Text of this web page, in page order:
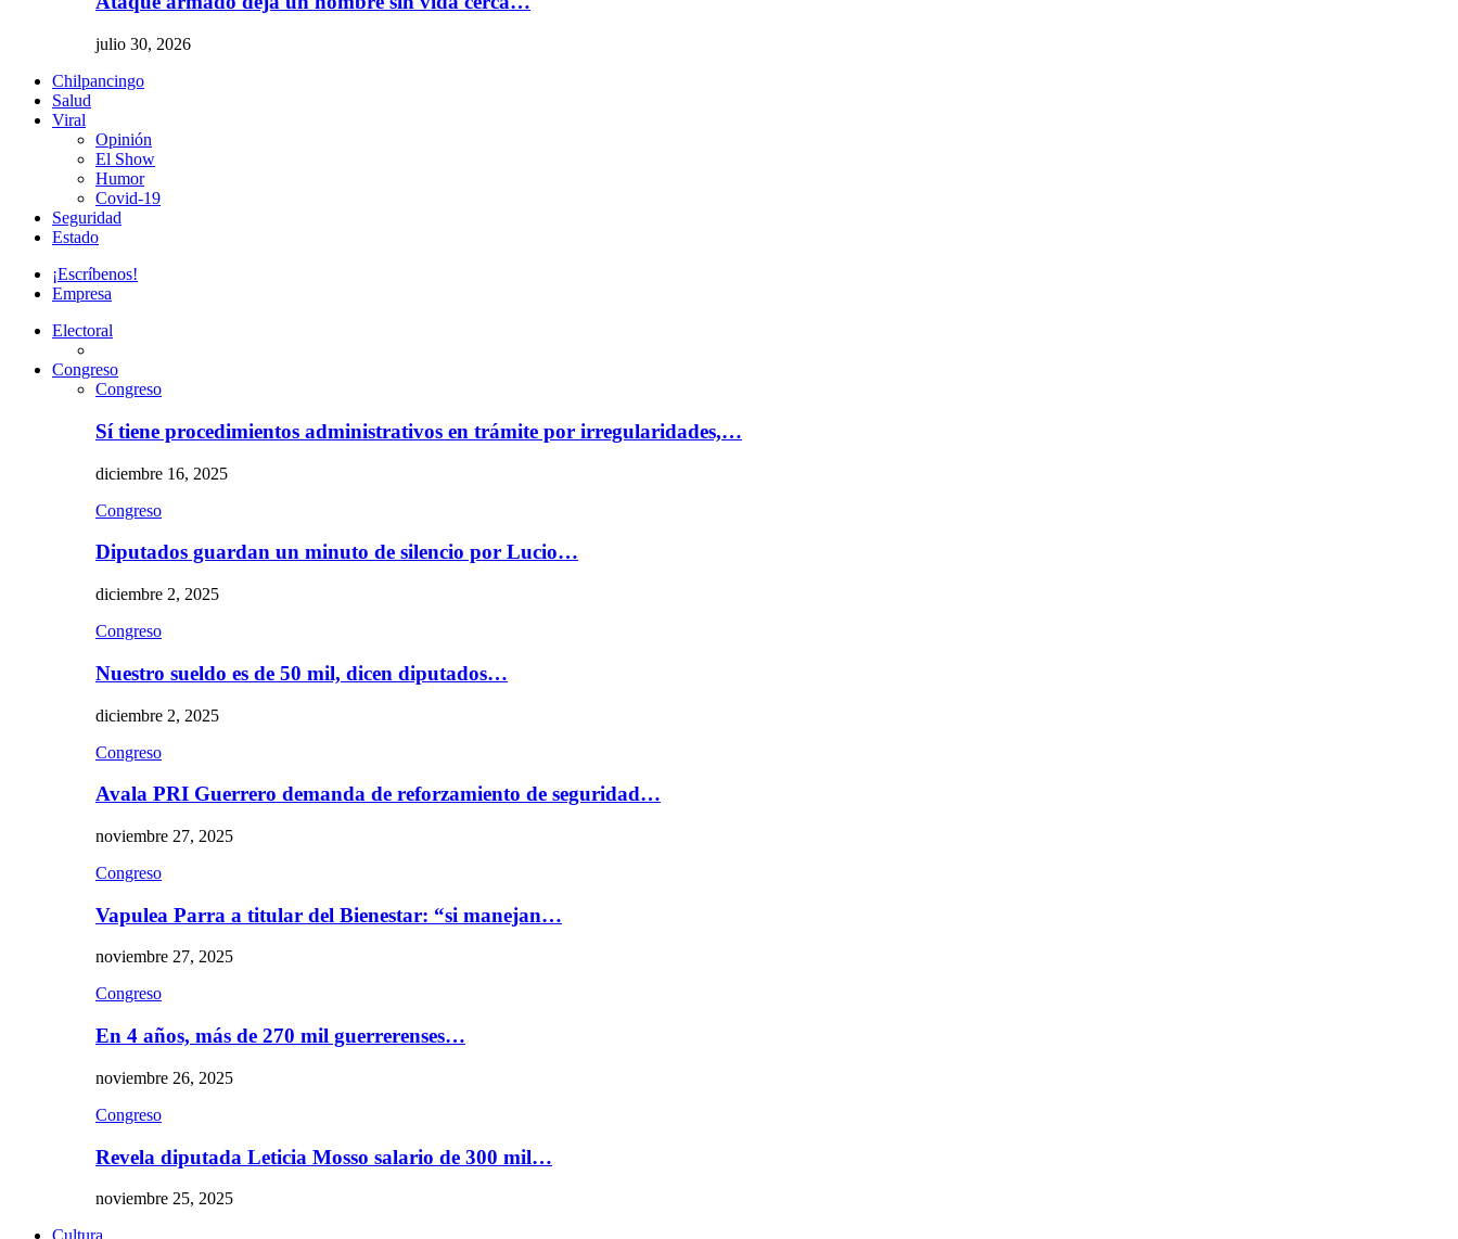
julio 30, 2026
Chilpancingo
Salud
Viral
Opinión
El Show
Humor
Covid-19
Seguridad
Estado
¡Escríbenos!
Empresa
Electoral
Congreso
Congreso
Sí tiene procedimientos administrativos en trámite por irregularidades,…
diciembre 16, 2025
Congreso
Diputados guardan un minuto de silencio por Lucio…
diciembre 2, 2025
Congreso
Nuestro sueldo es de 50 mil, dicen diputados…
diciembre 2, 2025
Congreso
Avala PRI Guerrero demanda de reforzamiento de seguridad…
noviembre 27, 2025
Congreso
Vapulea Parra a titular del Bienestar: “si manejan…
noviembre 27, 2025
Congreso
En 4 años, más de 270 mil guerrerenses…
noviembre 26, 2025
Congreso
Revela diputada Leticia Mosso salario de 300 mil…
noviembre 25, 2025